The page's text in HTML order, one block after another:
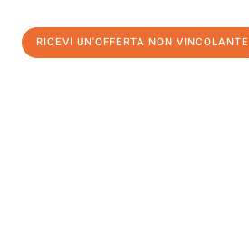
RICEVI UN'OFFERTA NON VINCOLANTE